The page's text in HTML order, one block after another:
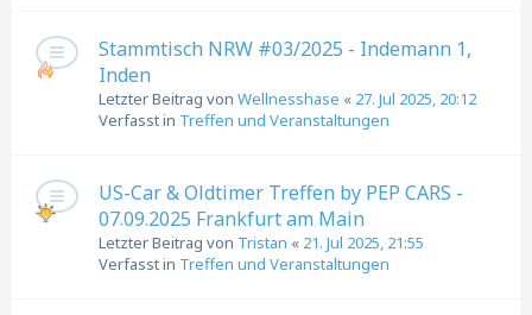
Stammtisch NRW #03/2025 - Indemann 1,
Inden
Letzter Beitrag von Wellnesshase « 27. Jul 2025, 20:12
Verfasst in Treffen und Veranstaltungen
US-Car & Oldtimer Treffen by PEP CARS -
07.09.2025 Frankfurt am Main
Letzter Beitrag von Tristan « 21. Jul 2025, 21:55
Verfasst in Treffen und Veranstaltungen